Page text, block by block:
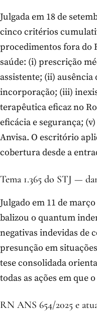
Julgada em 18 de
cinco critérios
procedimentos fora do
saúde: (i) prescrição
assistente; (ii) ausência
incorporação; (iii)
terapêutica eficaz no
eficácia e segurança;
Anvisa. O escritório
cobertura desde a
Tema 1.365 do STJ —
Julgado em 11 de março
balizou o quantum
negativas indevidas de
presunção em
tese consolidada
todas as ações em que
RN ANS 654/2025 e